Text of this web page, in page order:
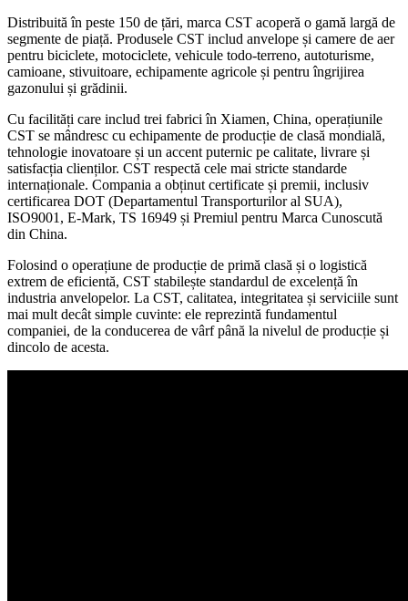
Distribuită în peste 150 de țări, marca CST acoperă o gamă largă de
segmente de piață. Produsele CST includ anvelope și camere de aer
pentru biciclete, motociclete, vehicule todo-terreno, autoturisme,
camioane, stivuitoare, echipamente agricole și pentru îngrijirea
gazonului și grădinii.
Cu facilități care includ trei fabrici în Xiamen, China, operațiunile
CST se mândresc cu echipamente de producție de clasă mondială,
tehnologie inovatoare și un accent puternic pe calitate, livrare și
satisfacția clienților. CST respectă cele mai stricte standarde
internaționale. Compania a obținut certificate și premii, inclusiv
certificarea DOT (Departamentul Transporturilor al SUA),
ISO9001, E-Mark, TS 16949 și Premiul pentru Marca Cunoscută
din China.
Folosind o operațiune de producție de primă clasă și o logistică
extrem de eficientă, CST stabilește standardul de excelență în
industria anvelopelor. La CST, calitatea, integritatea și serviciile sunt
mai mult decât simple cuvinte: ele reprezintă fundamentul
companiei, de la conducerea de vârf până la nivelul de producție și
dincolo de acesta.